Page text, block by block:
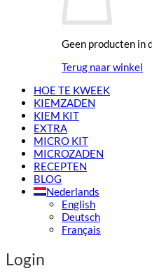
Geen producten in
Terug naar winkel
HOE TE KWEEK
KIEMZADEN
KIEM KIT
EXTRA
MICRO KIT
MICROZADEN
RECEPTEN
BLOG
Nederlands
English
Deutsch
Français
Login